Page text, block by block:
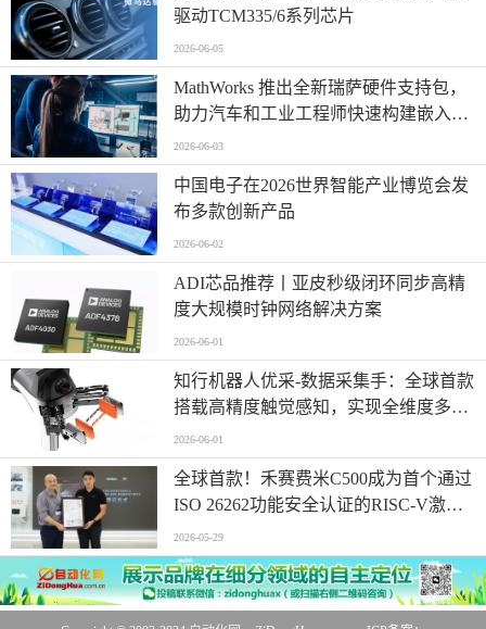
驱动TCM335/6系列芯片
2026-06-05
MathWorks 推出全新瑞萨硬件支持包，
助力汽车和工业工程师快速构建嵌入式
系统原型
2026-06-03
中国电子在2026世界智能产业博览会发
布多款创新产品
2026-06-02
ADI芯品推荐丨亚皮秒级闭环同步高精
度大规模时钟网络解决方案
2026-06-01
知行机器人优采-数据采集手：全球首款
搭载高精度触觉感知，实现全维度多模
态同步采集
2026-06-01
全球首款！禾赛费米C500成为首个通过
ISO 26262功能安全认证的RISC-V激光
雷达主控芯片
2026-05-29